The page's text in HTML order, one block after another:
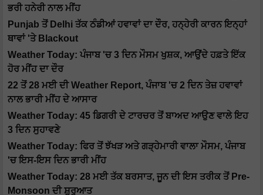
ਭਰੀ ਹਨੇਰੀ ਨਾਲ ਮੀਂਹ
Punjab ਤੋਂ Delhi ਤੱਕ ਠੰਡੀਆਂ ਹਵਾਵਾਂ ਦਾ ਦੌਰ, ਹਨ੍ਹੇਰੀ ਕਾਰਨ ਇਨ੍ਹਾਂ
ਥਾਵਾਂ 'ਤੇ Blackout
Weather Today: ਪੰਜਾਬ 'ਚ 3 ਦਿਨ ਮੌਸਮ ਖੁਸ਼ਕ, ਆਉਂਦੇ ਹਫ਼ਤੇ ਇੱਕ
ਹੋਰ ਮੀਂਹ ਦਾ ਦੌਰ
22 ਤੋਂ 28 ਮਈ ਦੀ Weather Report, ਪੰਜਾਬ 'ਚ 2 ਦਿਨ ਤੇਜ਼ ਹਵਾਵਾਂ
ਨਾਲ ਭਾਰੀ ਮੀਂਹ ਦੇ ਆਸਾਰ
Weather Today: 45 ਡਿਗਰੀ ਦੇ ਟਾਰਚਰ ਤੋਂ ਬਾਅਦ ਆਉਣ ਵਾਲੇ ਇਹ
3 ਦਿਨ ਸੁਹਾਵਣੇ
Weather Today: ਫਿਰ ਤੋਂ ਝੱਖੜ ਅਤੇ ਗੜ੍ਹੇਮਾਰੀ ਵਾਲਾ ਮੌਸਮ, ਪੰਜਾਬ
'ਚ ਇਸ-ਇਸ ਦਿਨ ਭਾਰੀ ਮੀਂਹ
Weather Today: 28 ਮਈ ਤੱਕ ਬਰਸਾਤ, ਜੂਨ ਦੀ ਇਸ ਤਰੀਕ ਤੋਂ Pre-
Monsoon ਦੀ ਸ਼ੁਰੂਆਤ